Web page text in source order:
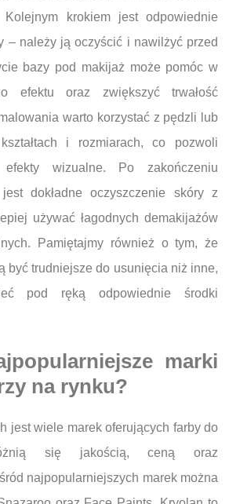
Kolejnym krokiem jest odpowiednie
– należy ją oczyścić i nawilżyć przed
bazy pod makijaż może pomóc w
efektu oraz zwiększyć trwałość
warto korzystać z pędzli lub
i rozmiarach, co pozwoli
wizualne. Po zakończeniu
dokładne oczyszczenie skóry z
używać łagodnych demakijażów
Pamiętajmy również o tym, że
być trudniejsze do usunięcia niż inne,
pod ręką odpowiednie środki
marki
na rynku?
jest wiele marek oferujących farby do
się jakością, ceną oraz
najpopularniejszych marek można